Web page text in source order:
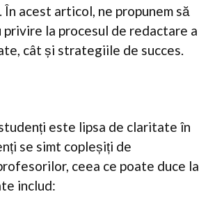
acest articol, ne propunem să
la procesul de redactare a
cât și strategiile de succes.
este lipsa de claritate în
se simt copleșiți de
ceea ce poate duce la
includ: